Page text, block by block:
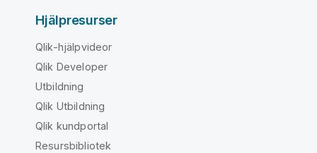
Hjälpresurser
Qlik-hjälpvideor
Qlik Developer
Utbildning
Qlik Utbildning
Qlik kundportal
Resursbibliotek